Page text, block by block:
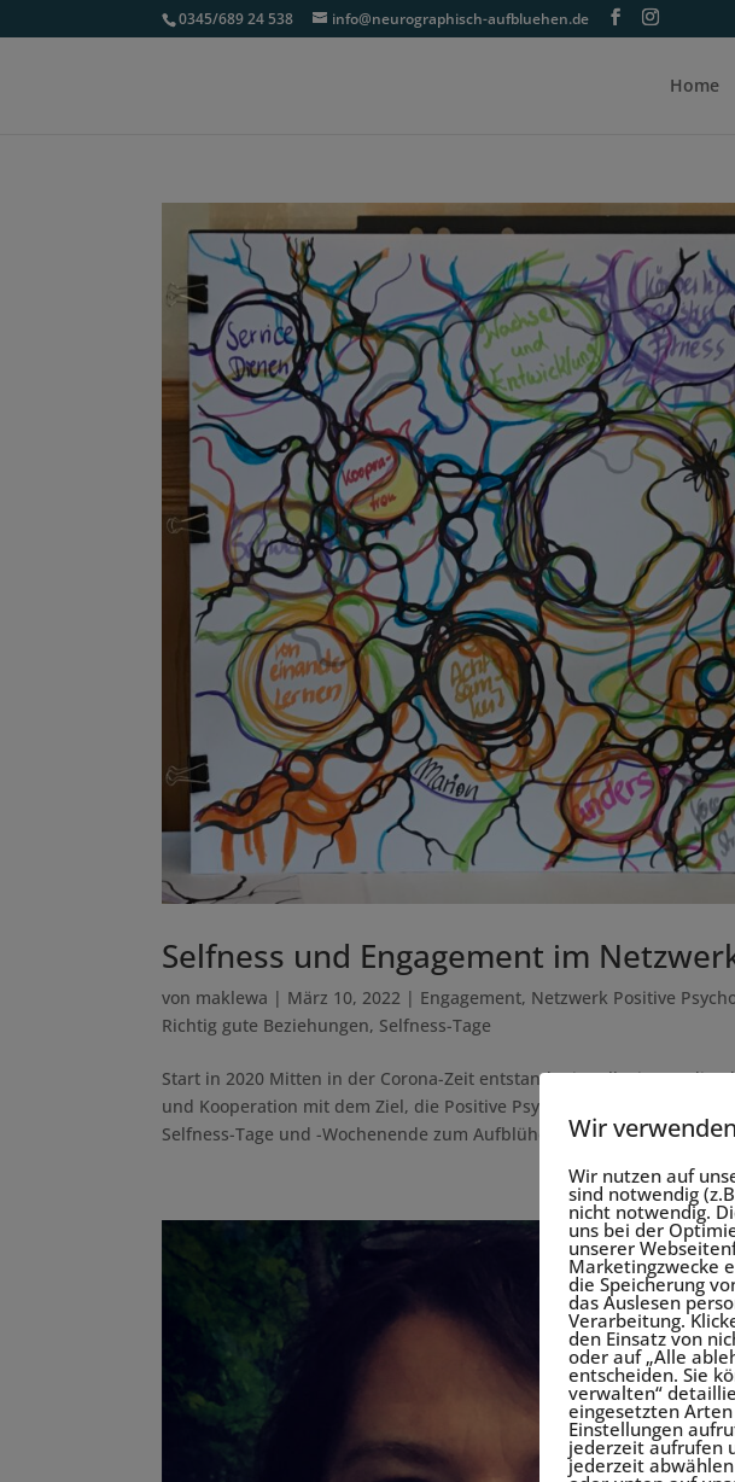
0345/689 24 538 info@neurographisch-aufbluehen.de
Home
Selfness und Engagement im
von maklewa | März 10, 2022 | Engagement, Netzwerk Positive
Richtig gute Beziehungen, Selfness-Tage
Start in 2020 Mitten in der Corona-Zeit entstand mit Kolleginnen die
und Kooperation mit dem Ziel, die Positive Psychologie noch mehr in
Selfness-Tage und -Wochenende zum Aufblühen...Wir
Wir nutzen auf
sind notwendig
nicht notwendig.
uns bei der
unserer
Marketingzwecke
die Speicherung
das Auslesen
Verarbeitung.
den Einsatz von
oder auf „Alle
entscheiden. Sie
verwalten“
eingesetzten
Einstellungen
jederzeit aufrufen
jederzeit